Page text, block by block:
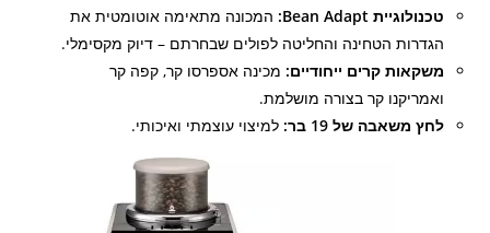
טכנולוגיית Bean Adapt:
המכונה מתאימה אוטומטית את
הגדרות הטחינה והחליטה לפולים שבחרתם – דיוק מקסימלי.
משקאות קרים ייחודיים: מכינה אספרסו קר, קפה קר
ואמריקנו קר בצורה מושלמת.
לחץ משאבה של 19 בר:
למיצוי עוצמתי ואיכותי.